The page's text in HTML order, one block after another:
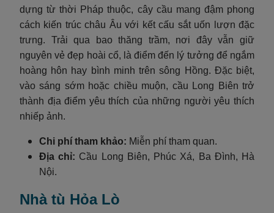
dựng từ thời Pháp thuộc, cây cầu mang đậm phong
cách kiến trúc châu Âu với kết cấu sắt uốn lượn đặc
trưng. Trải qua bao thăng trầm, nơi đây vẫn giữ
nguyên vẻ đẹp hoài cổ, là điểm đến lý tưởng để ngắm
hoàng hôn hay bình minh trên sông Hồng. Đặc biệt,
vào sáng sớm hoặc chiều muộn, cầu Long Biên trở
thành địa điểm yêu thích của những người yêu thích
nhiếp ảnh.
Chi phí tham khảo: Miễn phí tham quan.
Địa chỉ: Cầu Long Biên, Phúc Xá, Ba Đình, Hà
Nội.
Nhà tù Hỏa Lò